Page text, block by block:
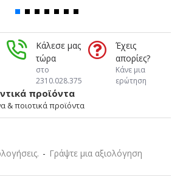
Κάλεσε μας
τώρα
στο
2310.028.375
Έχεις
απορίες?
Κάνε μια
ερώτηση
προϊόντα
& ποιοτικά προϊόντα
- Γράψτε μια αξιολόγηση